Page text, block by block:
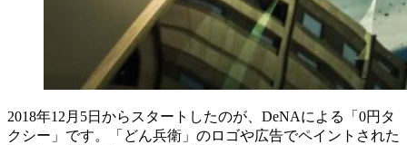
2018年12月5日からスタートしたのが、DeNAによる「0円タ
クシー」です。「どん兵衛」のロゴや広告でペイントされた